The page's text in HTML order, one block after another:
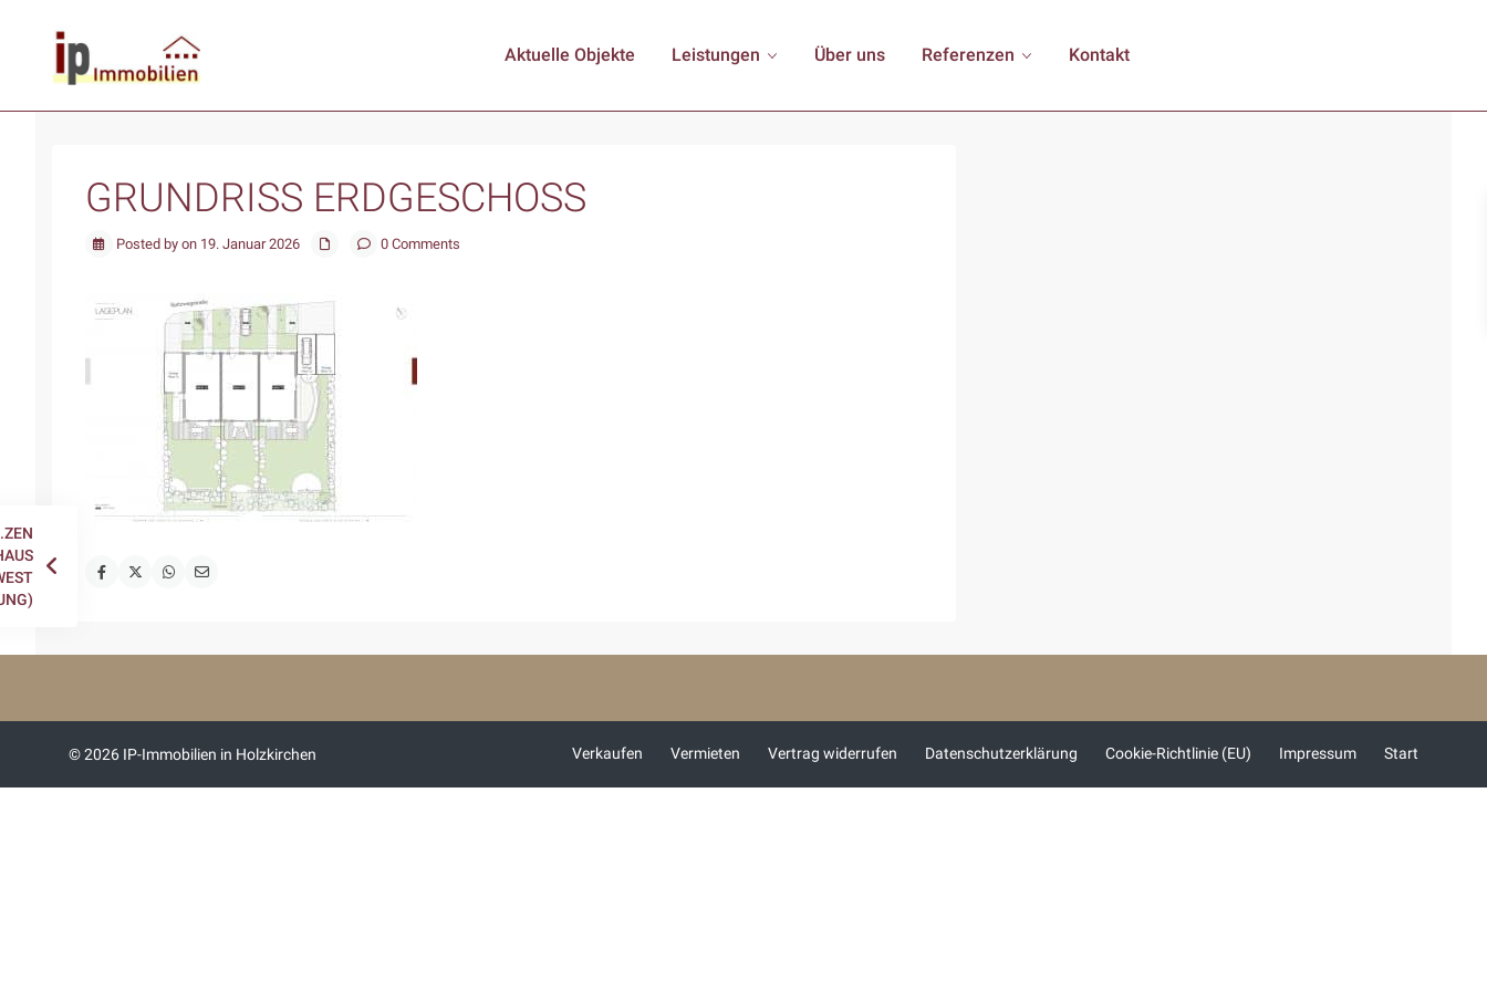
Aktuelle Objekte Leistungen Über uns Referenzen Kontakt
GRUNDRISS ERDGESCHOSS
Posted by on 19. Januar 2026 0 Comments
© 2026 IP-Immobilien in Holzkirchen Verkaufen Vermieten Vertrag widerrufen Datenschutzerklärung Cookie-Richtlinie (EU) Impressum Start